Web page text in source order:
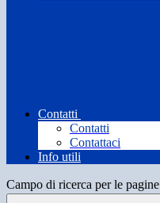
Contatti
Contatti
Contattaci
Info utili
Campo di ricerca per le